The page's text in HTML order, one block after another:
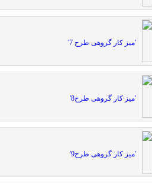
'میز کار گروهی طرح 7'
'میز کار گروهی طرح8'
'میز کار گروهی طرح9'